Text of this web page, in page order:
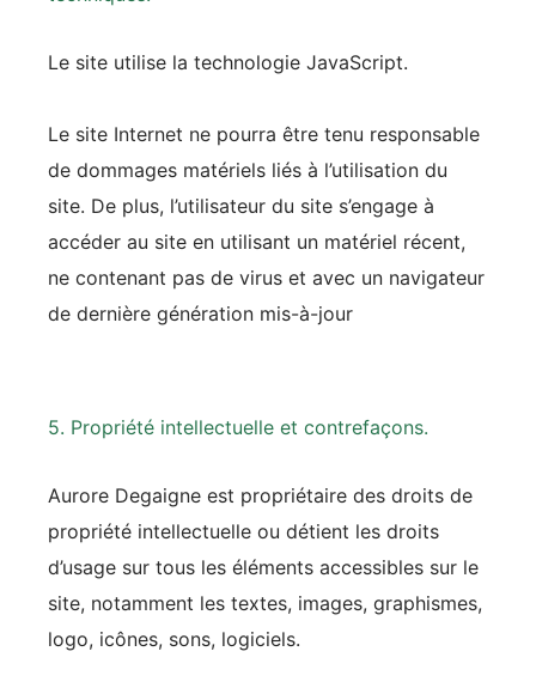
Le site utilise la technologie JavaScript.
Le site Internet ne pourra être tenu responsable
de dommages matériels liés à l’utilisation du
site. De plus, l’utilisateur du site s’engage à
accéder au site en utilisant un matériel récent,
ne contenant pas de virus et avec un navigateur
de dernière génération mis-à-jour
5. Propriété intellectuelle et contrefaçons.
Aurore Degaigne est propriétaire des droits de
propriété intellectuelle ou détient les droits
d’usage sur tous les éléments accessibles sur le
site, notamment les textes, images, graphismes,
logo, icônes, sons, logiciels.